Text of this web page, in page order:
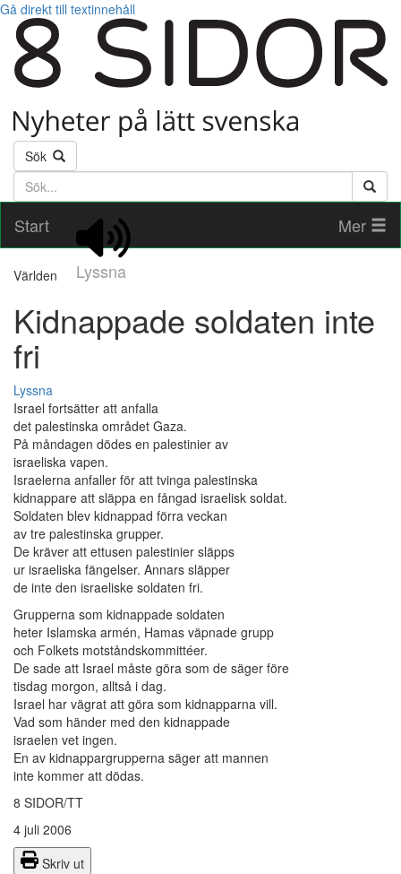
Gå direkt till textinnehåll
Sök
Söktext
Start
Lyssna
Mer
Världen
Kidnappade soldaten inte
fri
Lyssna
Israel fortsätter att anfalla
det palestinska området Gaza.
På måndagen dödes en palestinier av
israeliska vapen.
Israelerna anfaller för att tvinga palestinska
kidnappare att släppa en fångad israelisk soldat.
Soldaten blev kidnappad förra veckan
av tre palestinska grupper.
De kräver att ettusen palestinier släpps
ur israeliska fängelser. Annars släpper
de inte den israeliske soldaten fri.
Grupperna som kidnappade soldaten
heter Islamska armén, Hamas väpnade grupp
och Folkets motståndskommittéer.
De sade att Israel måste göra som de säger före
tisdag morgon, alltså i dag.
Israel har vägrat att göra som kidnapparna vill.
Vad som händer med den kidnappade
israelen vet ingen.
En av kidnappargrupperna säger att mannen
inte kommer att dödas.
8 SIDOR/TT
4 juli 2006
Skriv ut